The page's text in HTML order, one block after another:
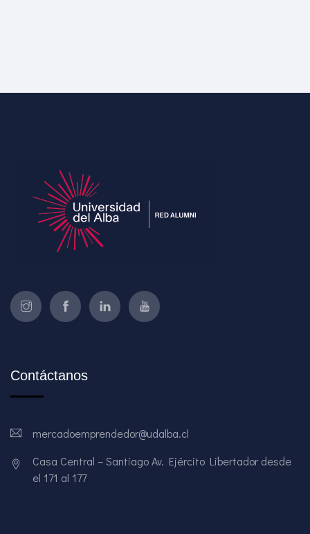
Contáctanos
mercadoemprendedor@udalba.cl
Casa Central – Santiago Av. Ejército Libertador desde
el 171 al 177